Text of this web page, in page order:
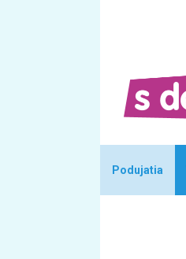
Podujatia